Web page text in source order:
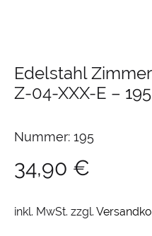
Edelstahl
Z-04-XXX-E – 195
Nummer: 195
34,90 €
inkl. MwSt. zzgl.